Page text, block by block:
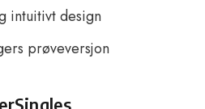
intuitivt design
prøveversjon